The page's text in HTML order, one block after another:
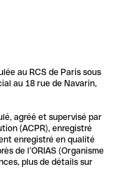
au RCS de Paris sous
au 18 rue de Navarin,
agréé et supervisé par
(ACPR), enregistré
enregistré en qualité
de l’ORIAS (Organisme
plus de détails sur